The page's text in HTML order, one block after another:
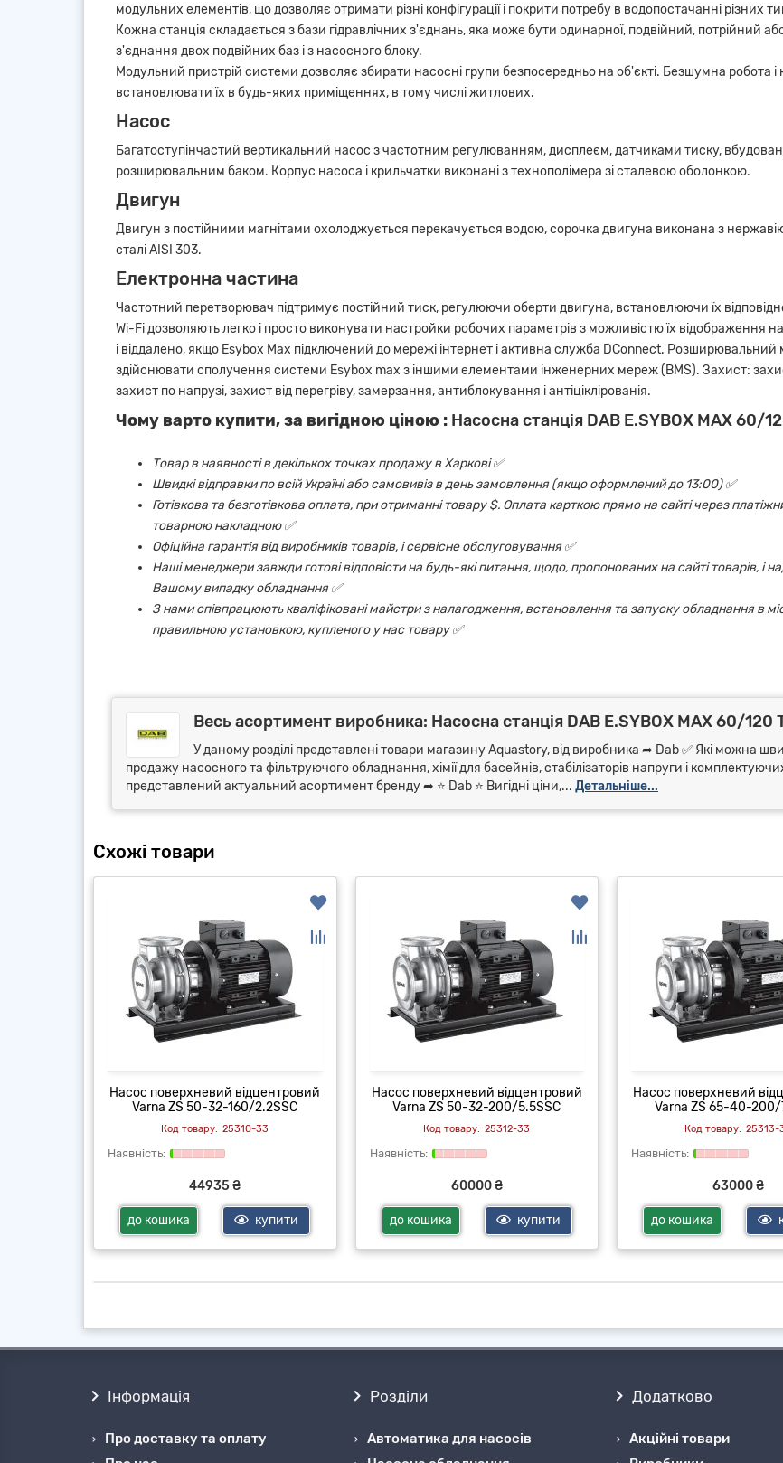
модульних елементів, що дозволяє отримати різні конфігурації і покрити потребу в водопостачанні різних
Кожна станція складається з бази гідравлічних з'єднань, яка може бути одинарної, подвійний, потрійний
з'єднання двох подвійних баз і з насосного блоку.
Модульний пристрій системи дозволяє збирати насосні групи безпосередньо на об'єкті. Безшумна робота
встановлювати їх в будь-яких приміщеннях, в тому числі житлових.
Насос
Багатоступінчастий вертикальний насос з частотним регулюванням, дисплеєм, датчиками тиску,
розширювальним баком. Корпус насоса і крильчатки виконані з технополімера зі сталевою оболонкою.
Двигун
Двигун з постійними магнітами охолоджується перекачується водою, сорочка двигуна виконана з
сталі AISI 303.
Електронна частина
Частотний перетворювач підтримує постійний тиск, регулюючи оберти двигуна, встановлюючи їх
Wi-Fi дозволяють легко і просто виконувати настройки робочих параметрів з можливістю їх відображення
і віддалено, якщо Esybox Max підключений до мережі інтернет і активна служба DConnect.
здійснювати сполучення системи Esybox max з іншими елементами інженерних мереж (BMS). Захист:
захист по напрузі, захист від перегріву, замерзання, антиблокування і антіціклірованія.
Чому варто купити, за вигідною ціною : Насосна станція DAB E.SYBOX MAX 60/
Товар в наявності в декількох точках продажу в Харкові ✅
Швидкі відправки по всій Україні або самовивіз в день замовлення (якщо оформлений до 13:00) ✅
Готівкова та безготівкова оплата, при отриманні товару $. Оплата карткою прямо на сайті через
товарною накладною ✅
Офіційна гарантія від виробників товарів, і сервісне обслуговування ✅
Наші менеджери завжди готові відповісти на будь-які питання, щодо, пропонованих на сайті товарів, і
Вашому випадку обладнання ✅
З нами співпрацюють кваліфіковані майстри з налагодження, встановлення та запуску обладнання в
правильною установкою, купленого у нас товару ✅
Весь асортимент виробника: Насосна станція DAB E.SYBOX MAX 60/
У даному розділі представлені товари магазину Aquastory, від виробника ➦ Dab ✅ Які можна
продажу насосного та фільтруючого обладнання, хімії для басейнів, стабілізаторів напруги і
представлений актуальний асортимент бренду ➦ ⭐ Dab ⭐ Вигідні ціни,... Детальніше...
Схожі товари
Насос поверхневий відцентровий
Varna ZS 50-32-160/2.2SSC
25310-33
44935 ₴
до кошика купити
Насос поверхневий відцентровий
Varna ZS 50-32-200/5.5SSC
25312-33
60000 ₴
до кошика купити
Насос поверхневий
Varna ZS 65-40-200/
25313-
63000 ₴
до кошика
Інформація
Про доставку та оплату
Розділи
Автоматика для насосів
Додатково
Акційні товари